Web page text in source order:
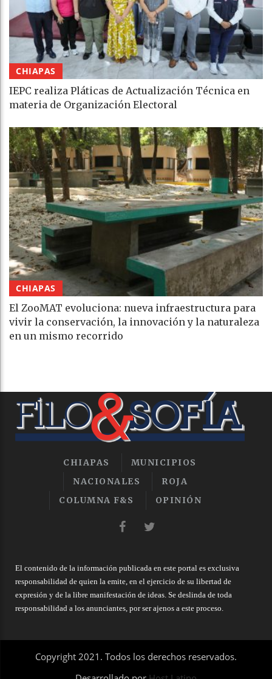
CHIAPAS
IEPC realiza Pláticas de Actualización Técnica en
materia de Organización Electoral
CHIAPAS
El ZooMAT evoluciona: nueva infraestructura para
vivir la conservación, la innovación y la naturaleza
en un mismo recorrido
CHIAPAS
MUNICIPIOS
NACIONALES
ROJA
COLUMNA F&S
OPINIÓN
El contenido de la información publicada en este portal es exclusiva
responsabilidad de quien la emite, en el ejercicio de su libertad de
expresión y de la libre manifestación de ideas. Se deslinda de toda
responsabilidad a los anunciantes, por ser ajenos a este proceso.
Copyright 2021. Todos los derechos reservados.